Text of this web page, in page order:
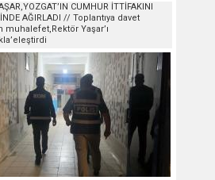
CUMHUR İTTİFAKINI
AĞIRLADI // Toplantıya davet
muhalefet,Rektör Yaşar’ı